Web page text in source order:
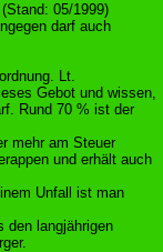
05/1999)
darf auch
Lt.
Gebot und wissen,
Rund 70 % ist der
mehr am Steuer
und erhält auch
Unfall ist man
den langjährigen